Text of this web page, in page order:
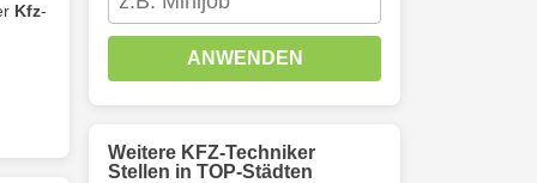
Kfz-
ANWENDEN
Weitere KFZ-Techniker
Stellen in TOP-Städten